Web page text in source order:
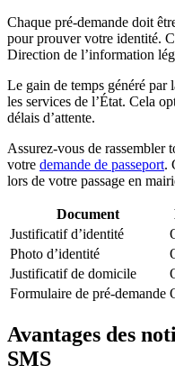
Chaque pré-demande doit
pour prouver votre identité.
Direction de l’information
Le gain de temps généré par
les services de l’État. Cela
délais d’attente.
Assurez-vous de rassembler
votre demande de passeport.
lors de votre passage en
Document
Justificatif d’identité
Photo d’identité
Justificatif de domicile
Formulaire de pré-demande
Avantages des
SMS